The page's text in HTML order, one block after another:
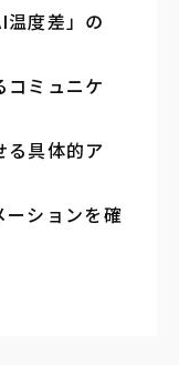
度差」の
ミュニケ
る具体的ア
ションを確